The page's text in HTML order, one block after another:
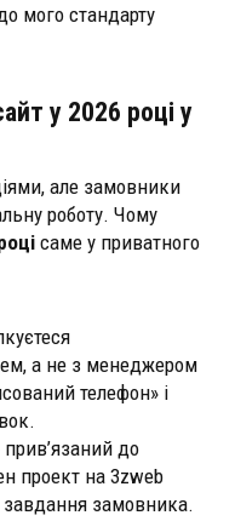
мого стандарту
у 2026 році у
але замовники
роботу. Чому
саме у приватного
а не з менеджером
телефон» і
до
проект на 3zweb
завдання замовника.